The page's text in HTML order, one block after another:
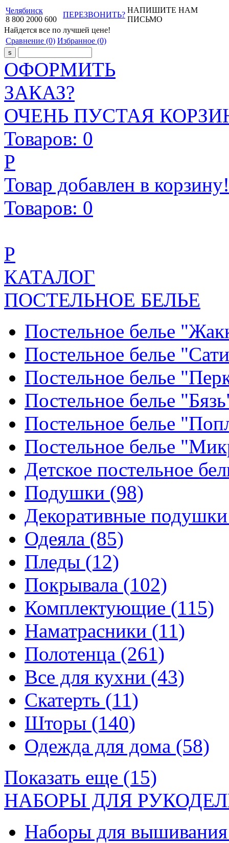
Челябинск
8 800 2000 600
ПЕРЕЗВОНИТЬ?
НАПИШИТЕ НАМ
ПИСЬМО
Найдется все по лучшей цене!
Сравнение (0) Избранное (0)
ОФОРМИТЬ
ЗАКАЗ?
ОЧЕНЬ ПУСТАЯ
Товаров: 0
Р
Товар добавлен в корзину!
Товаров: 0
Р
КАТАЛОГ
ПОСТЕЛЬНОЕ БЕЛЬЕ
Постельное белье
Постельное белье
Постельное белье
Постельное белье
Постельное белье
Постельное белье
Детское постельное
Подушки (98)
Декоративные
Одеяла (85)
Пледы (12)
Покрывала (102)
Комплектующие (115)
Наматрасники (11)
Полотенца (261)
Все для кухни (43)
Скатерть (11)
Шторы (140)
Одежда для дома (58)
Показать еще (15)
НАБОРЫ ДЛЯ
Наборы для